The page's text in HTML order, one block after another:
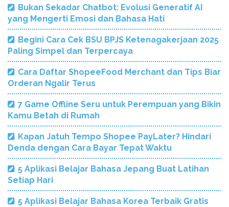
Bukan Sekadar Chatbot: Evolusi Generatif AI
yang Mengerti Emosi dan Bahasa Hati
Begini Cara Cek BSU BPJS Ketenagakerjaan 2025
Paling Simpel dan Terpercaya
Cara Daftar ShopeeFood Merchant dan Tips Biar
Orderan Ngalir Terus
7 Game Offline Seru untuk Perempuan yang Bikin
Kamu Betah di Rumah
Kapan Jatuh Tempo Shopee PayLater? Hindari
Denda dengan Cara Bayar Tepat Waktu
5 Aplikasi Belajar Bahasa Jepang Buat Latihan
Setiap Hari
5 Aplikasi Belajar Bahasa Korea Terbaik Gratis